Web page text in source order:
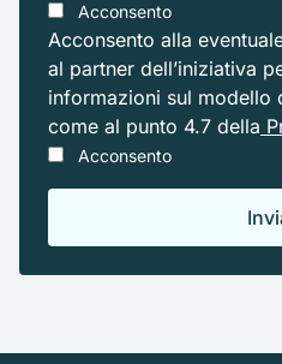
Acconsento
Acconsento alla
al partner dell’iniziativa
informazioni sul modello
come al punto 4.7 della
Acconsento